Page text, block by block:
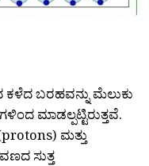
ಕಳೆದ ಬರಹವನ್ನು ಮೆಲುಕು
ಮಾಡಲ್ಪಟ್ಟಿರುತ್ತವೆ.
ಮತ್ತು
ಸುತ್ತ